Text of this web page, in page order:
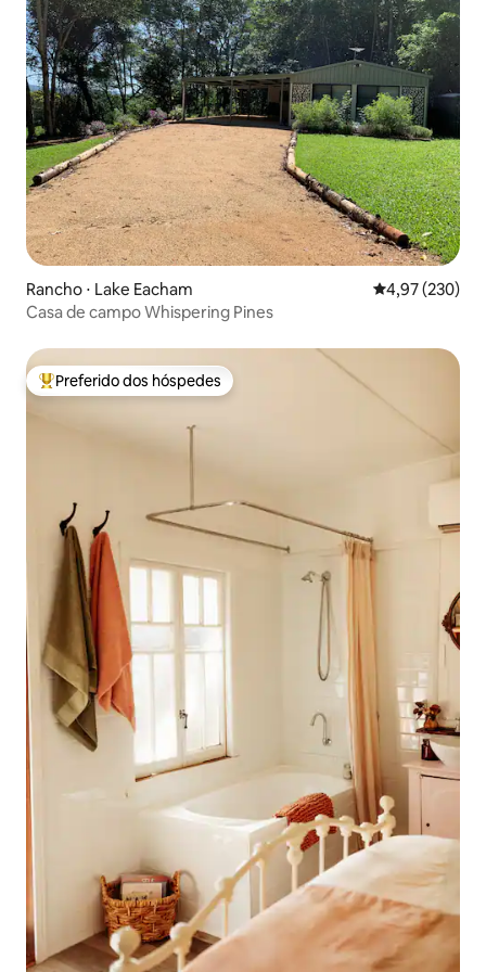
Rancho ⋅ Lake Eacham 4,97 de uma
4,97 (230)
Casa de campo Whispering Pines
Entre os melhores preferidos dos hóspedes
Preferido dos hóspedes